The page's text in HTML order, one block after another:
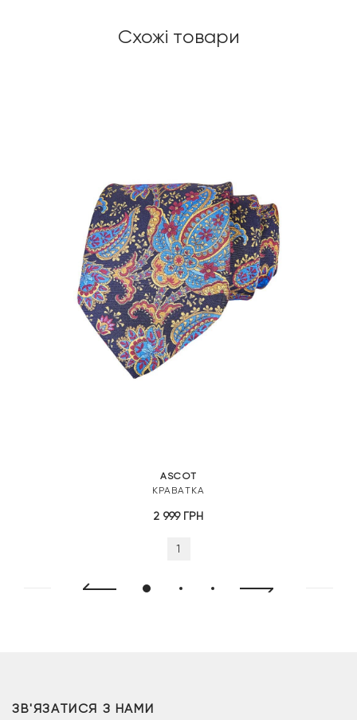
Схожі товари
ASCOT
КРАВАТКА
2 999 ГРН
1
ЗВ'ЯЗАТИСЯ З НАМИ